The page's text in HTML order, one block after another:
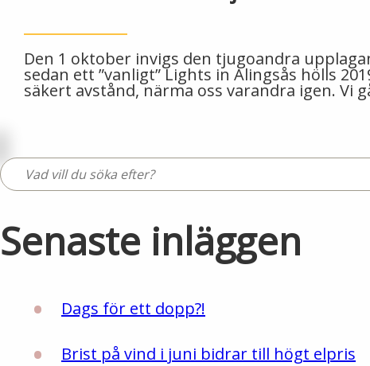
Den 1 oktober invigs den tjugoandra
sedan ett ”vanligt” Lights in Alingsås hölls
säkert avstånd, närma oss varandra igen. Vi
Senaste inläggen
Dags för ett dopp?!
Brist på vind i juni bidrar till högt elpris